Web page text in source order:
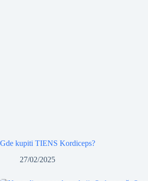
Gde kupiti TIENS Kordiceps?
27/02/2025